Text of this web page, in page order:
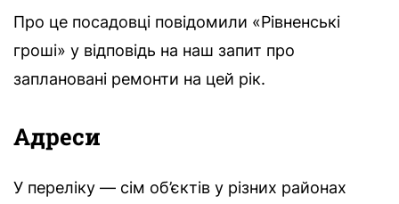
Про це посадовці повідомили «Рівненські
гроші» у відповідь на наш запит про
заплановані ремонти на цей рік.
Адреси
У переліку — сім об’єктів у різних районах